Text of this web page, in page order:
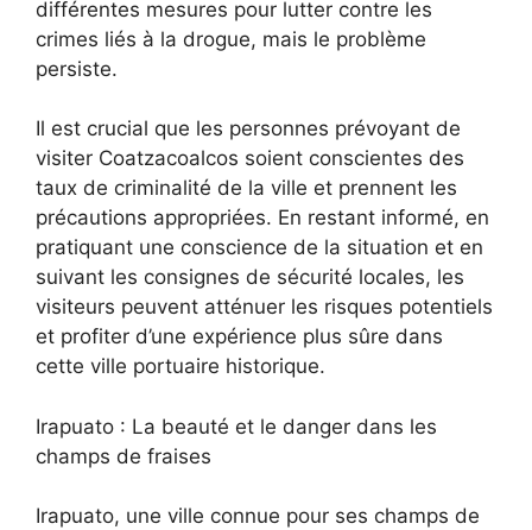
différentes mesures pour lutter contre les
crimes liés à la drogue, mais le problème
persiste.
Il est crucial que les personnes prévoyant de
visiter Coatzacoalcos soient conscientes des
taux de criminalité de la ville et prennent les
précautions appropriées. En restant informé, en
pratiquant une conscience de la situation et en
suivant les consignes de sécurité locales, les
visiteurs peuvent atténuer les risques potentiels
et profiter d’une expérience plus sûre dans
cette ville portuaire historique.
Irapuato : La beauté et le danger dans les
champs de fraises
Irapuato, une ville connue pour ses champs de